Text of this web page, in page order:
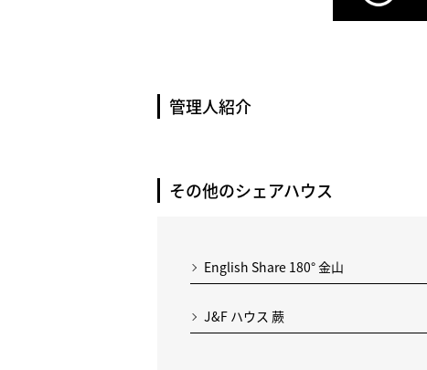
管理人紹介
その他のシェアハウス
English Share 180° 金山
J&F ハウス 蕨